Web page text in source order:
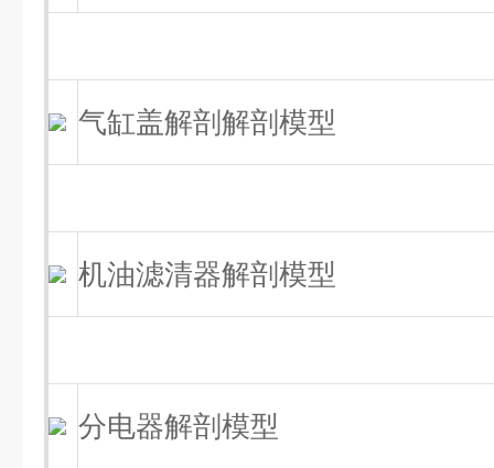
气缸盖解剖解剖模型
机油滤清器解剖模型
分电器解剖模型